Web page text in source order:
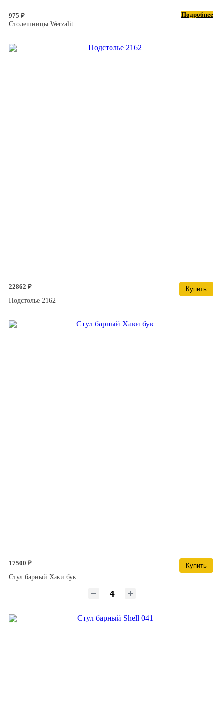
975 ₽
Подробнее
Столешницы Werzalit
22862 ₽
Купить
Подстолье 2162
17500 ₽
Купить
Стул барный Хаки бук